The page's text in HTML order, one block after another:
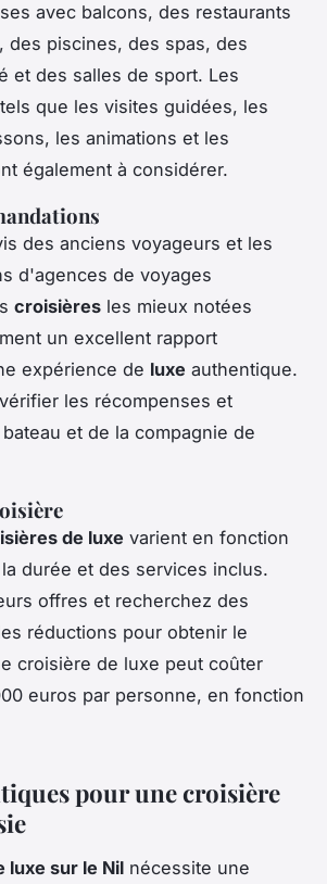
avec balcons, des restaurants
des piscines, des spas, des
et des salles de sport. Les
que les visites guidées, les
les animations et les
également à considérer.
des anciens voyageurs et les
d'agences de voyages
croisières les mieux notées
un excellent rapport
expérience de luxe authentique.
les récompenses et
et de la compagnie de
de luxe varient en fonction
durée et des services inclus.
offres et recherchez des
réductions pour obtenir le
croisière de luxe peut coûter
euros par personne, en fonction
pour une croisière
luxe sur le Nil nécessite une